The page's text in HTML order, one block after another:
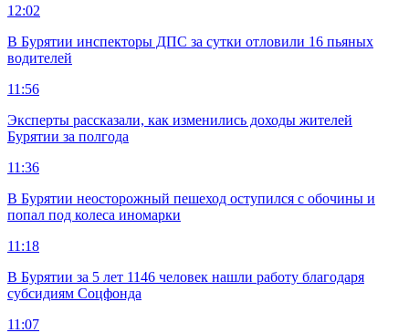
12:02
В Бурятии инспекторы ДПС за сутки отловили 16 пьяных
водителей
11:56
Эксперты рассказали, как изменились доходы жителей
Бурятии за полгода
11:36
В Бурятии неосторожный пешеход оступился с обочины и
попал под колеса иномарки
11:18
В Бурятии за 5 лет 1146 человек нашли работу благодаря
субсидиям Соцфонда
11:07